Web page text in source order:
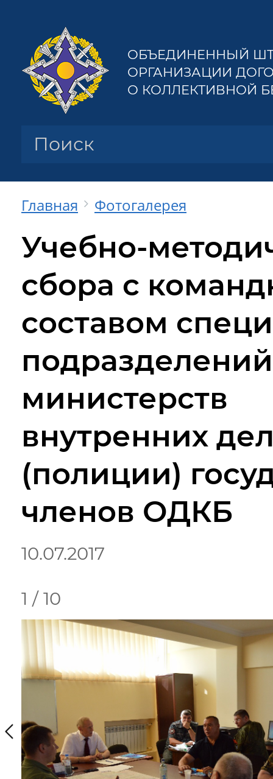
ОБЪЕДИНЕННЫЙ
ОРГАНИЗАЦИИ
О КОЛЛЕКТИВНОЙ
ОБЪЕДИНЕННЫЙ
НОВОСТИ
ДОКУМЕНТЫ
ОБЕСПЕЧЕНИЕ ВОЕННОЙ
ФОТО И
СМИ О НАС
КОНТАКТЫ
Главная Фотогалерея
Учебно-
сбора с
составом
подразделений
министерств
внутренних
(полиции)
членов ОДКБ
10.07.2017
1 / 10